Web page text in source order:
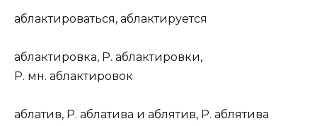
аблактироваться, аблактируется
аблактировка, Р. аблактировки,
Р. мн. аблактировок
аблатив, Р. аблатива и аблятив, Р. аблятива